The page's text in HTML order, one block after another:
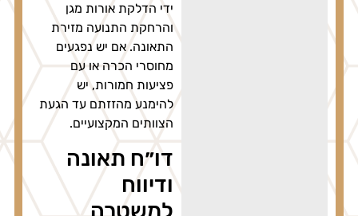
ידי הדלקת אורות מגן
והרחקת התנועה מזירת
התאונה. אם יש נפגעים
מחוסרי הכרה או עם
פציעות חמורות, יש
להימנע מהזזתם עד הגעת
הצוותים המקצועיים.
דו״ח תאונה
ודיווח
למשטרה